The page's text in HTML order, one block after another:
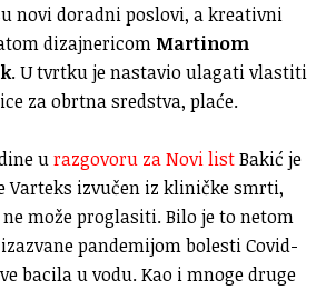
novi doradni poslovi, a kreativni
dizajnericom Martinom
. U tvrtku je nastavio ulagati vlastiti
za obrtna sredstva, plaće.
urazgovoru za Novi listBakić je
Varteks izvučen iz kliničke smrti,
ne može proglasiti. Bilo je to netom
pandemijom bolesti Covid-
bacila u vodu. Kao i mnoge druge